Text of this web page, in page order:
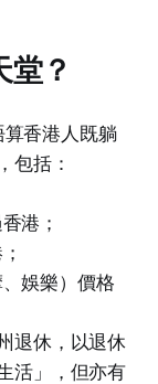
堂？
香港人既躺
包括：
港；
娛樂）價格
退休，以退休
活」，但亦有